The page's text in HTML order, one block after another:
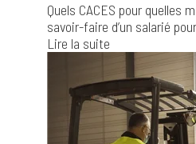
Quels CACES pour quelles
savoir-faire d’un salarié
Lire la suite